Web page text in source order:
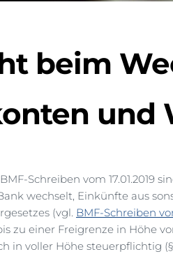
beim
und
Schreiben vom 17.01.2019
wechselt, Einkünfte aus
(vgl. BMF-Schreiben
zu einer Freigrenze in Höhe
in voller Höhe steuerpflichtig (§